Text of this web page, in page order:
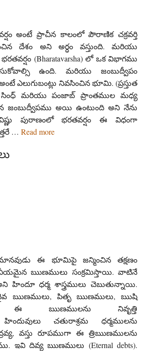
అంటే ప్రాచీన కాలంలో పౌరాణిక చక్రవర్తి
దేశం అని అర్ధం వస్తుంది. మరియు
(Bharatavarsha) లో ఒక విభాగము
ఉంది. మరియు జంబుద్వీపం
అంటే ఎలుగుబంట్లు నివసించిన భూమి. (ప్రస్తుత
మరియు పంజాబ్ ప్రాంతముల మధ్య
జంబుద్వీపము అయి ఉంటుంది అని నేను
పురాణంలో భరతవర్షం ఈ విధంగా
… Read more
ఈ భూమిపై జన్మించిన తక్షణం
ఋణములు సంక్రమిస్తాయి. వాటినే
హిందూ ధర్మ శాస్త్రములు చెబుతున్నాయి.
ఋణములు, పితృ ఋణములు, ఋషి
ఈ ఋణములను నివృత్తి
చతురాశ్రమ ధర్మములను
వస్తు రూపముగా ఈ త్రిఋణములను
ఇవి దివ్య ఋణములు (Eternal debts).